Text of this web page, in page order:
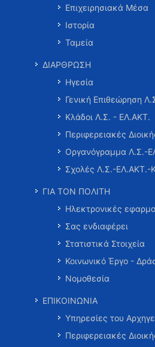
Επιχειρησιακά Μέσα
Ιστορία
Ταμεία
ΔΙΑΡΘΡΩΣΗ
Ηγεσία
Γενική Επιθεώρηση
Κλάδοι Λ.Σ. - ΕΛ.ΑΚΤ.
Περιφερειακές
Οργανόγραμμα Λ.Σ.-
Σχολές Λ.Σ.-ΕΛ.ΑΚΤ.-
ΓΙΑ ΤΟΝ ΠΟΛΙΤΗ
Ηλεκτρονικές
Σας ενδιαφέρει
Στατιστικά Στοιχεία
Κοινωνικό Έργο -
Νομοθεσία
ΕΠΙΚΟΙΝΩΝΙΑ
Υπηρεσίες του
Περιφερειακές